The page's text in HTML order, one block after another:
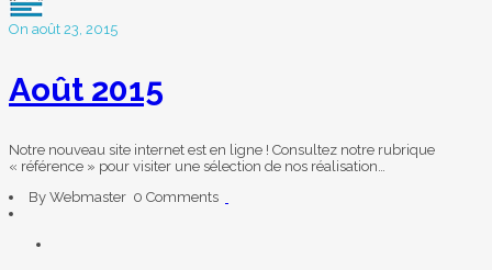
On août 23, 2015
Août 2015
Notre nouveau site internet est en ligne ! Consultez notre rubrique
« référence » pour visiter une sélection de nos réalisation…
By Webmaster 0 Comments